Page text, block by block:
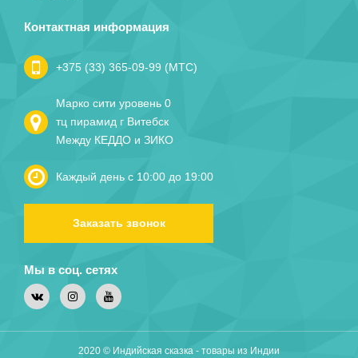
Контактная информация
+375 (33) 365-09-99 (МТС)
Марко сити уровень 0
тц пирамид г Витебск
Между КЕДДО и ЗИКО
Каждый день с 10:00 до 19:00
Заказать звонок
Мы в соц. сетях
2020 © Индийская сказка - товары из Индии